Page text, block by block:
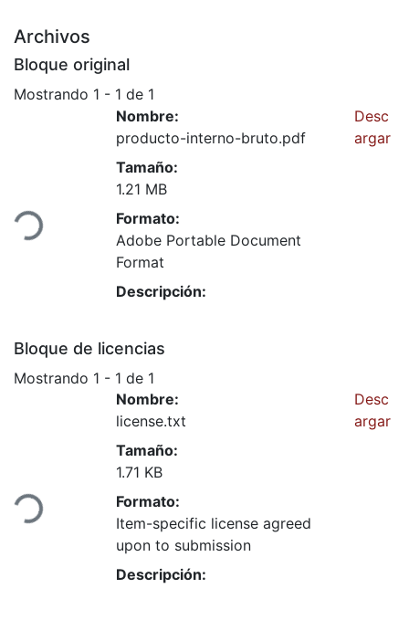
Archivos
Bloque original
Mostrando 1 - 1 de 1
Nombre:
producto-interno-bruto.pdf
Tamaño:
1.21 MB
Formato:
Adobe Portable Document
Format
Descripción:
Desc
argar
Bloque de licencias
Mostrando 1 - 1 de 1
Nombre:
license.txt
Tamaño:
1.71 KB
Formato:
Item-specific license agreed
upon to submission
Descripción:
Desc
argar